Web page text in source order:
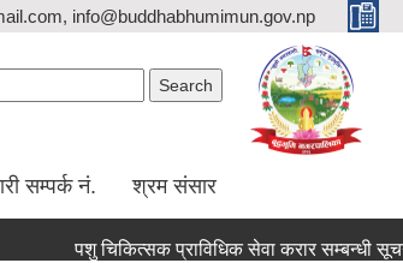
info@buddhabhumimun.gov.np
सम्पर्क नं. श्रम संसार
पशु चिकित्सक प्राविधिक सेवा करार सम्बन्धी सूचना